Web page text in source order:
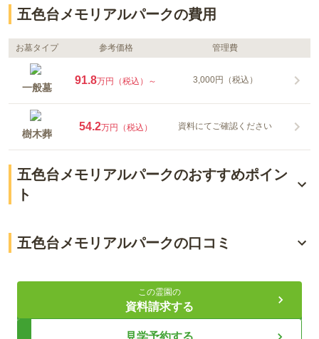
五色台メモリアルパークの費用
お墓タイプ 参考価格 管理費
一般墓
91.8万円（税込）～ 3,000円（税込）
樹木葬
54.2万円（税込） 資料にてご確認ください
五色台メモリアルパークのおすすめポイン
ト
永代供養塔とこしえの碑あり
ライフドット編集部
五色台メモリアルパークの口コミ
70代・男性
この霊園の
資料請求する
見学予約する